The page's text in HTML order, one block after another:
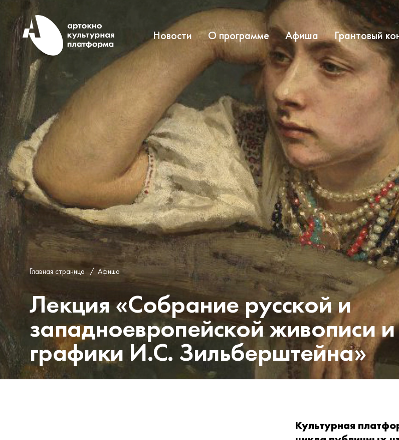
Новости О программе Афиша Грантовый
Главная страница / Афиша
Лекция «Собрание русской и
западноевропейской живописи и
графики И.С. Зильберштейна»
Культурная